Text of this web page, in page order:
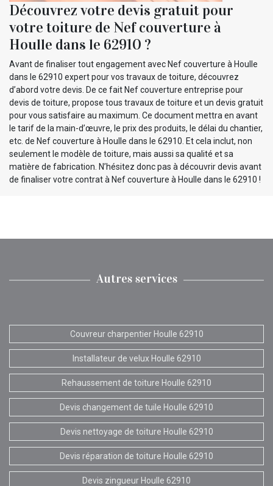
Découvrez votre devis gratuit pour
votre toiture de Nef couverture à
Houlle dans le 62910 ?
Avant de finaliser tout engagement avec Nef couverture à Houlle
dans le 62910 expert pour vos travaux de toiture, découvrez
d’abord votre devis. De ce fait Nef couverture entreprise pour
devis de toiture, propose tous travaux de toiture et un devis gratuit
pour vous satisfaire au maximum. Ce document mettra en avant
le tarif de la main-d’œuvre, le prix des produits, le délai du chantier,
etc. de Nef couverture à Houlle dans le 62910. Et cela inclut, non
seulement le modèle de toiture, mais aussi sa qualité et sa
matière de fabrication. N’hésitez donc pas à découvrir devis avant
de finaliser votre contrat à Nef couverture à Houlle dans le 62910 !
Autres services
Couvreur charpentier Houlle 62910
Installateur de velux Houlle 62910
Rehaussement de toiture Houlle 62910
Devis changement de tuile Houlle 62910
Devis nettoyage de toiture Houlle 62910
Devis réparation de toiture Houlle 62910
Devis zingueur Houlle 62910